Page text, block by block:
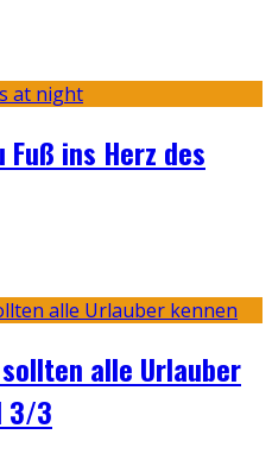
Fuß ins Herz des
alle Urlauber
3/3